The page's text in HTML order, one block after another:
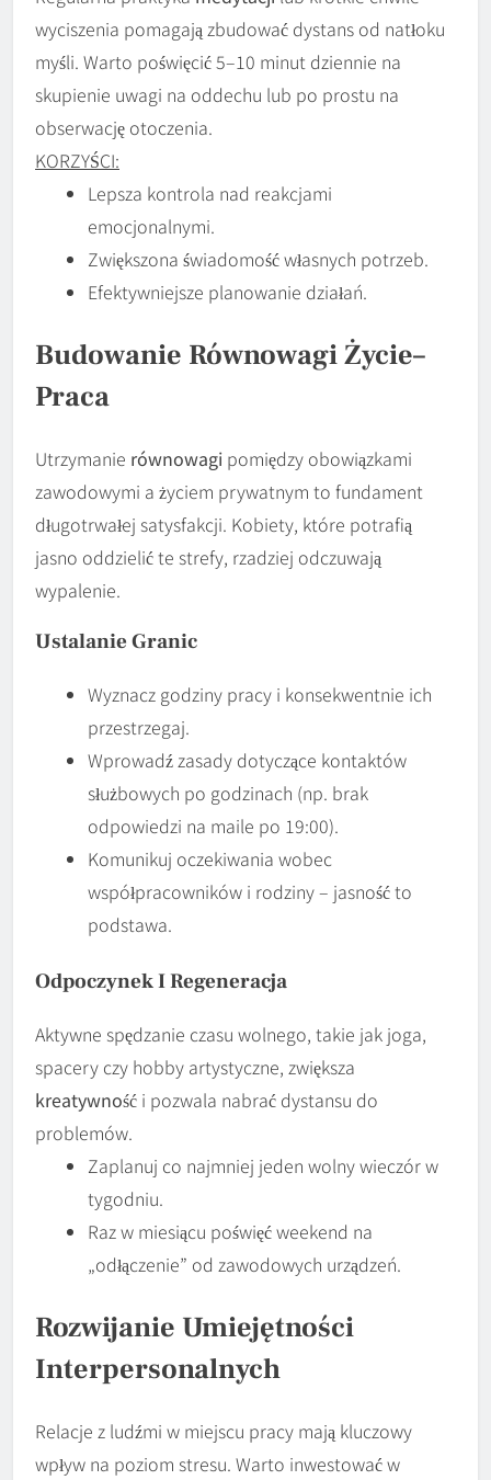
wyciszenia pomagają zbudować dystans od natłoku
myśli. Warto poświęcić 5–10 minut dziennie na
skupienie uwagi na oddechu lub po prostu na
obserwację otoczenia.
KORZYŚCI:
Lepsza kontrola nad reakcjami
emocjonalnymi.
Zwiększona świadomość własnych potrzeb.
Efektywniejsze planowanie działań.
Budowanie Równowagi Życie–
Praca
Utrzymanie równowagi pomiędzy obowiązkami
zawodowymi a życiem prywatnym to fundament
długotrwałej satysfakcji. Kobiety, które potrafią
jasno oddzielić te strefy, rzadziej odczuwają
wypalenie.
Ustalanie Granic
Wyznacz godziny pracy i konsekwentnie ich
przestrzegaj.
Wprowadź zasady dotyczące kontaktów
służbowych po godzinach (np. brak
odpowiedzi na maile po 19:00).
Komunikuj oczekiwania wobec
współpracowników i rodziny – jasność to
podstawa.
Odpoczynek I Regeneracja
Aktywne spędzanie czasu wolnego, takie jak joga,
spacery czy hobby artystyczne, zwiększa
kreatywność i pozwala nabrać dystansu do
problemów.
Zaplanuj co najmniej jeden wolny wieczór w
tygodniu.
Raz w miesiącu poświęć weekend na
„odłączenie” od zawodowych urządzeń.
Rozwijanie Umiejętności
Interpersonalnych
Relacje z ludźmi w miejscu pracy mają kluczowy
wpływ na poziom stresu. Warto inwestować w